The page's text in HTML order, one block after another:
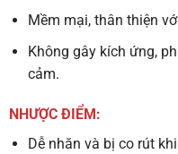
Mềm mại, thân thiện
Không gây kích ứng,
cảm.
NHƯỢC ĐIỂM:
Dễ nhăn và bị co rút